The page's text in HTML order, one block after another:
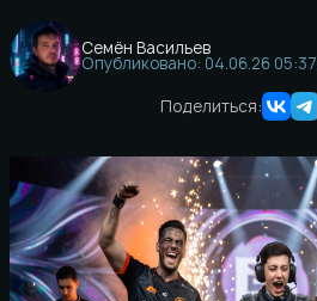
Семён Васильев
Опубликовано: 04.06.26 05:37
Поделиться: